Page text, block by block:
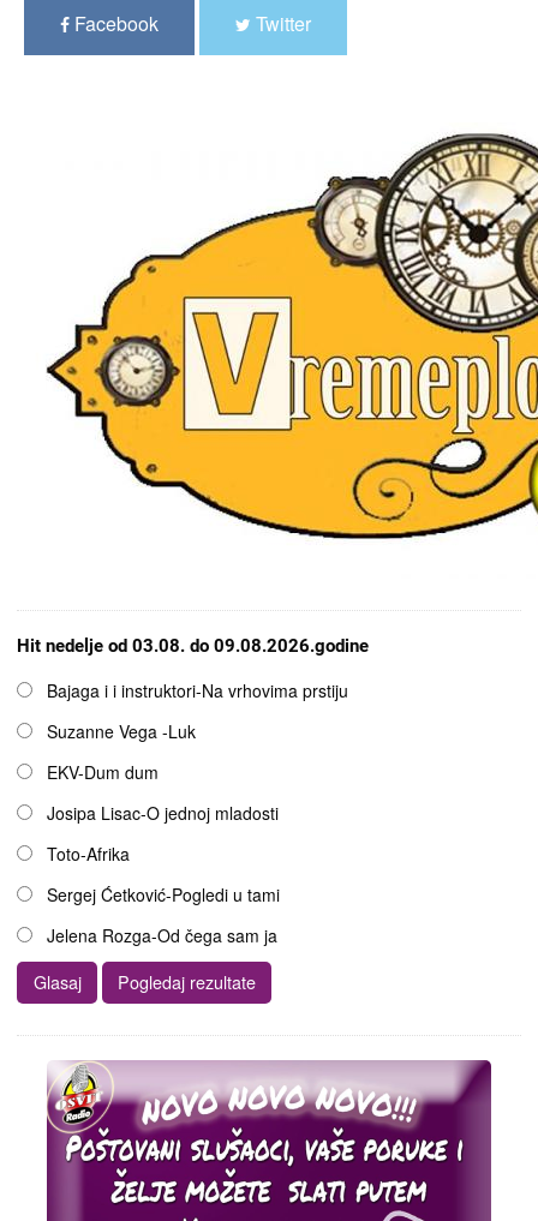
Facebook Twitter
Hit nedelje od 03.08. do 09.08.2026.godine
OpcijeBajaga i i instruktori-Na vrhovima prstiju
Suzanne Vega -Luk
EKV-Dum dum
Josipa Lisac-O jednoj mladosti
Toto-Afrika
Sergej Ćetković-Pogledi u tami
Jelena Rozga-Od čega sam ja